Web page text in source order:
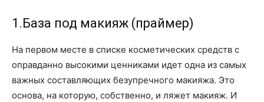
1.База под макияж (праймер)
На первом месте в списке косметических средств с
оправданно высокими ценниками идет одна из самых
важных составляющих безупречного макияжа. Это
основа, на которую, собственно, и ляжет макияж. И